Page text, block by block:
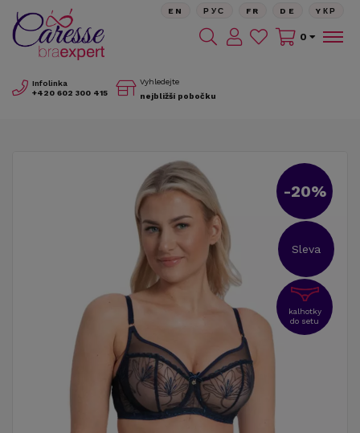
Infolinka
+420 602 300 415
Vyhledejte
nejbližší pobočku
EN РУС FR DE YКР
0
-20%
Sleva
kalhotky
do setu